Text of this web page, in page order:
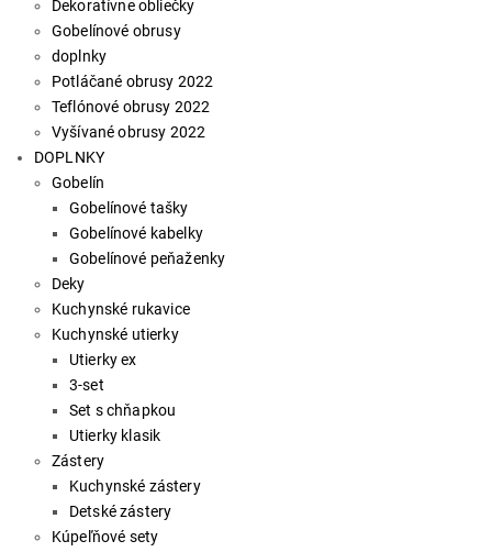
Dekoratívne obliečky
Gobelínové obrusy
doplnky
Potláčané obrusy 2022
Teflónové obrusy 2022
Vyšívané obrusy 2022
DOPLNKY
Gobelín
Gobelínové tašky
Gobelínové kabelky
Gobelínové peňaženky
Deky
Kuchynské rukavice
Kuchynské utierky
Utierky ex
3-set
Set s chňapkou
Utierky klasik
Zástery
Kuchynské zástery
Detské zástery
Kúpeľňové sety